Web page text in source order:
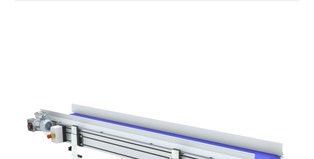
Ständer
ausziehbare Elemente mit Scharnieren
aus druckgegossener Alu-Legierung,